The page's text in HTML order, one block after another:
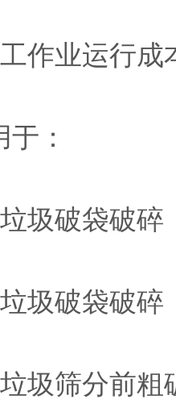
业运行成
：
破袋破碎
破袋破碎
筛分前粗